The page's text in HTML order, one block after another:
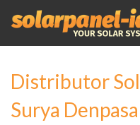
Distributor
Surya